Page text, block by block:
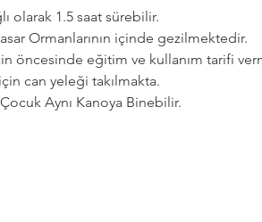
olarak 1.5 saat sürebilir.
Ormanlarının içinde gezilmektedir.
öncesinde eğitim ve kullanım tarifi
can yeleği takılmakta.
Aynı Kanoya Binebilir.